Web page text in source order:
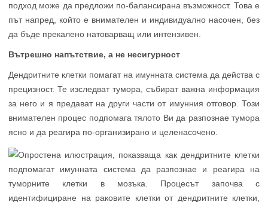
подход може да предложи по-балансирана възможност. Това е
път напред, който е внимателен и индивидуално насочен, без
да бъде прекалено натоварващ или интензивен.
Вътрешно напътствие, а не несигурност
Дендритните клетки помагат на имунната система да действа с
прецизност. Те изследват тумора, събират важна информация
за него и я предават на други части от имунния отговор. Този
внимателен процес подпомага тялото Ви да разпознае тумора
ясно и да реагира по-организирано и целенасочено.